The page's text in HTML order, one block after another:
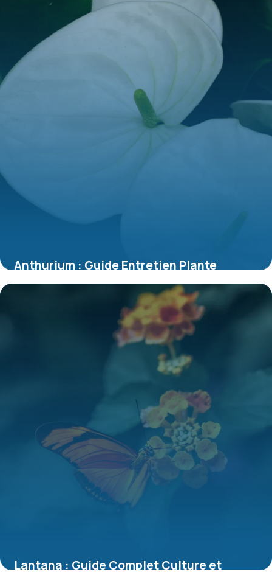
9 juillet 2026
Anthurium : Guide Entretien Plante
d’Intérieur
Lantana : Guide Complet Culture et